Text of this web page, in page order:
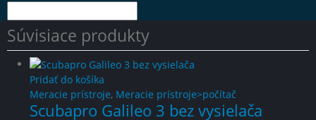
Súvisiace produkty
Pridať do košíka
Meracie prístroje, Meracie prístroje>počítač
Scubapro Galileo 3 bez vysielača